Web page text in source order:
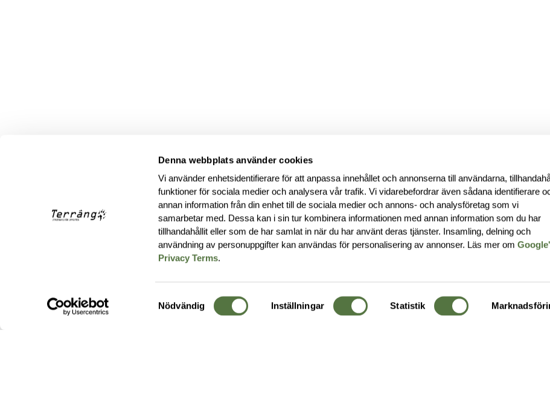
Denna webbplats använder cookies
Vi använder enhetsidentifierare för att anpassa innehållet och annonserna till användarna,
funktioner för sociala medier och analysera vår trafik. Vi vidarebefordrar även sådana identifierare
annan information från din enhet till de sociala medier och annons- och analysföretag som vi
samarbetar med. Dessa kan i sin tur kombinera informationen med annan information som du har
tillhandahållit eller som de har samlat in när du har använt deras tjänster. Insamling, delning och
användning av personuppgifter kan användas för personalisering av annonser. Läs mer om
Privacy Terms.
Samtyckesval
Nödvändig Inställningar Statistik